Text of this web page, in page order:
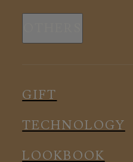
スリープウェア
ルームウェア
アクセサリー
新商品
ルームウェア
アクセサリー
GIFT
TECHNOLOGY
LOOKBOOK